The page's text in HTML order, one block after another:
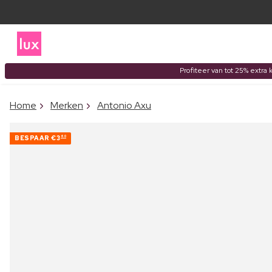
Profiteer van tot 25% extra
Home Merken Antonio Axu
BESPAAR €3 60